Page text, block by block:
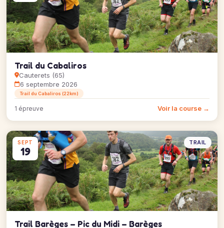
Trail du Cabaliros
Cauterets (65)
6 septembre 2026
Trail du Cabaliros (22km)
1 épreuve Voir la course →
SEPT
19
TRAIL
Trail Barèges – Pic du Midi – Barèges